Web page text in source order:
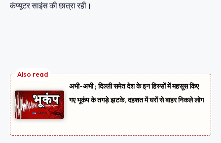
कंप्यूटर साइंस की छात्रा रही।
अभी-अभी ; दिल्ली समेत देश के इन हिस्सों में महसूस किए
गए भूकंप के तगड़े झटके, दहशत में घरों से बाहर निकले लोग